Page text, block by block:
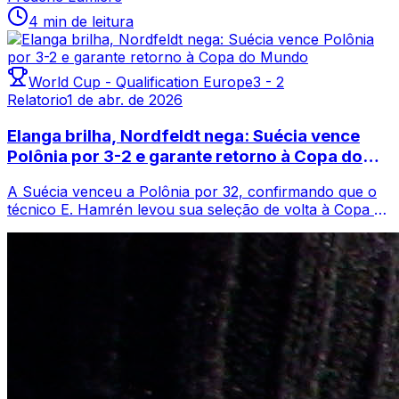
4 min de leitura
World Cup - Qualification Europe3 - 2
Relatorio1 de abr. de 2026
Elanga brilha, Nordfeldt nega: Suécia vence
Polônia por 3-2 e garante retorno à Copa do
A Suécia venceu a Polônia por 32, confirmando que o
técnico E. Hamrén levou sua seleção de volta à Copa do